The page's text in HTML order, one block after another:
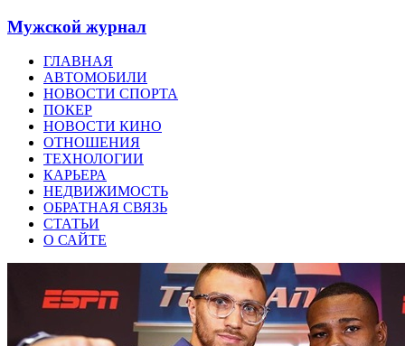
Мужской журнал
ГЛАВНАЯ
АВТОМОБИЛИ
НОВОСТИ СПОРТА
ПОКЕР
НОВОСТИ КИНО
ОТНОШЕНИЯ
ТЕХНОЛОГИИ
КАРЬЕРА
НЕДВИЖИМОСТЬ
ОБРАТНАЯ СВЯЗЬ
СТАТЬИ
О САЙТЕ